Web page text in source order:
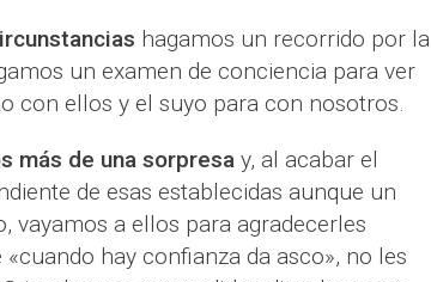
hagamos un recorrido por la
un examen de conciencia para ver
con ellos y el suyo para con nosotros.
más de una sorpresay, al acabar el
de esas establecidas aunque un
vayamos a ellos para agradecerles
hay confianza da asco», no les